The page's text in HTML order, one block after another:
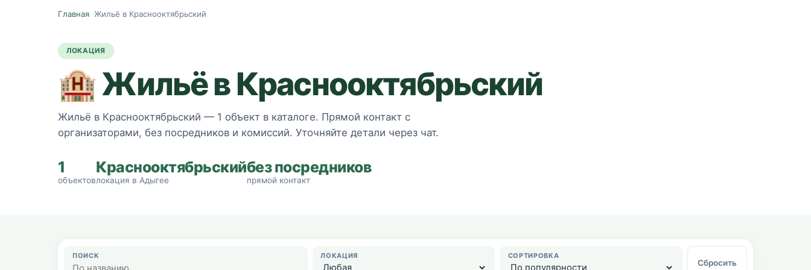
Главная ·Жильё в Краснооктябрьский
ЛОКАЦИЯ
🏨Жильё в Краснооктябрьский
Жильё в Краснооктябрьский — 1 объект в каталоге. Прямой контакт с
организаторами, без посредников и комиссий. Уточняйте детали через чат.
1
объектов
Краснооктябрьский
локация в Адыгее
без посредников
прямой контакт
ПОИСК ЛОКАЦИЯ СОРТИРОВКА
Сбросить